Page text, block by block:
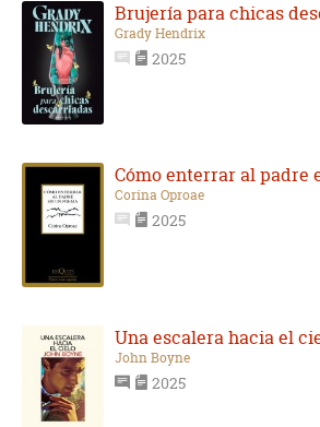
Brujería para chicas
Grady Hendrix
2025
Cómo enterrar al padre
Corina Oproae
2025
Una escalera hacia el
John Boyne
2025